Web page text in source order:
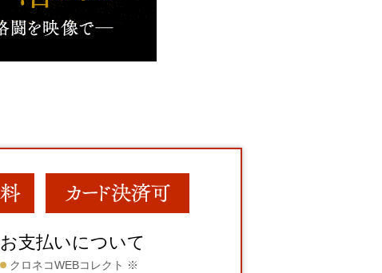
お支払いについて
クロネコWEBコレクト ※